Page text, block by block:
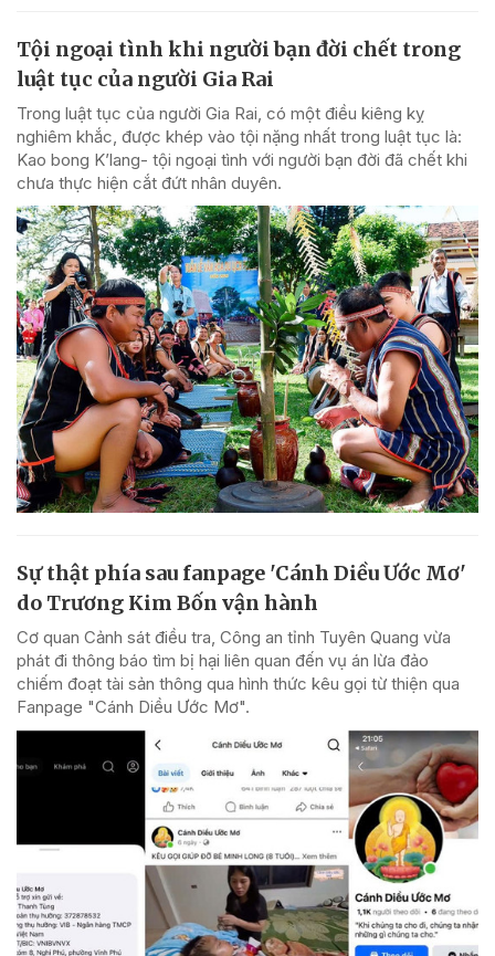
Tội ngoại tình khi người bạn đời chết trong
luật tục của người Gia Rai
Trong luật tục của người Gia Rai, có một điều kiêng kỵ
nghiêm khắc, được khép vào tội nặng nhất trong luật tục là:
Kao bong K’lang- tội ngoại tình với người bạn đời đã chết khi
chưa thực hiện cắt đứt nhân duyên.
Sự thật phía sau fanpage 'Cánh Diều Ước Mơ'
do Trương Kim Bốn vận hành
Cơ quan Cảnh sát điều tra, Công an tỉnh Tuyên Quang vừa
phát đi thông báo tìm bị hại liên quan đến vụ án lừa đảo
chiếm đoạt tài sản thông qua hình thức kêu gọi từ thiện qua
Fanpage "Cánh Diều Ước Mơ".